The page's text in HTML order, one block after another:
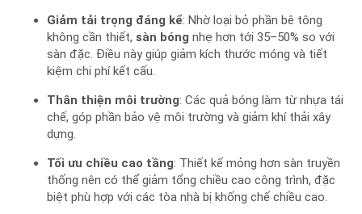
Giảm tải trọng đáng kể: Nhờ loại bỏ phần bê tông
không cần thiết, sàn bóng nhẹ hơn tới 35–50% so với
sàn đặc. Điều này giúp giảm kích thước móng và tiết
kiệm chi phí kết cấu.
Thân thiện môi trường: Các quả bóng làm từ nhựa tái
chế, góp phần bảo vệ môi trường và giảm khí thải xây
dựng.
Tối ưu chiều cao tầng: Thiết kế mỏng hơn sàn truyền
thống nên có thể giảm tổng chiều cao công trình, đặc
biệt phù hợp với các tòa nhà bị khống chế chiều cao.